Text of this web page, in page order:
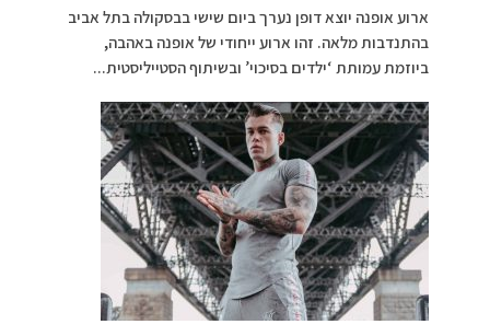
ארוע אופנה יוצא דופן נערך ביום שישי בבסקולה בתל אביב
בהתנדבות מלאה. זהו ארוע ייחודי של אופנה באהבה,
ביוזמת עמותת ‘ילדים בסיכוי’ ובשיתוף הסטייליסטית...